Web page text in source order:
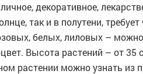
декоративное,
так и в полутени,
белых, лиловых –
Высота растений – от 35
растении можно узнать из